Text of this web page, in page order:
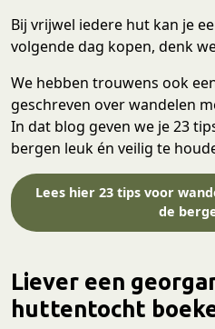
Bij vrijwel iedere hut kan je
volgende dag kopen, denk
We hebben trouwens ook
geschreven over wandelen
In dat blog geven we je 23
bergen leuk én veilig te
Lees hier 23 tips voor
de
Liever een
huttentocht